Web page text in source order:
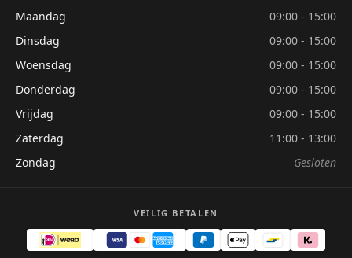
Maandag
09:00 - 15:00
Dinsdag
09:00 - 15:00
Woensdag
09:00 - 15:00
Donderdag
09:00 - 15:00
Vrijdag
09:00 - 15:00
Zaterdag
11:00 - 13:00
Zondag
Gesloten
VEILIG BETALEN